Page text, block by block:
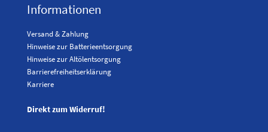
Informationen
Versand & Zahlung
Hinweise zur Batterieentsorgung
Hinweise zur Altölentsorgung
Barrierefreiheitserklärung
Karriere
Direkt zum Widerruf!